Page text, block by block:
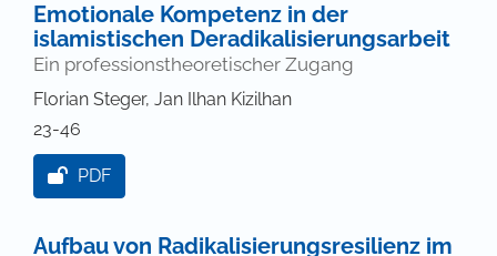
Emotionale Kompetenz in der
islamistischen Deradikalisierungsarbeit
Ein professionstheoretischer Zugang
Florian Steger, Jan Ilhan Kizilhan
23-46
PDF
Aufbau von Radikalisierungsresilienz im